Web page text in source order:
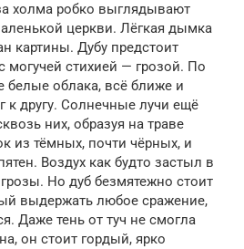
холма робко выглядывают
церкви. Лёгкая дымка
картины. Дубу предстоит
могучей стихией — грозой. По
белые облака, всё ближе и
к другу. Солнечные лучи ещё
них, образуя на траве
из тёмных, почти чёрных, и
Воздух как будто застыл в
Но дуб безмятежно стоит
выдержать любое сражение,
Даже тень от туч не смогла
он стоит гордый, ярко